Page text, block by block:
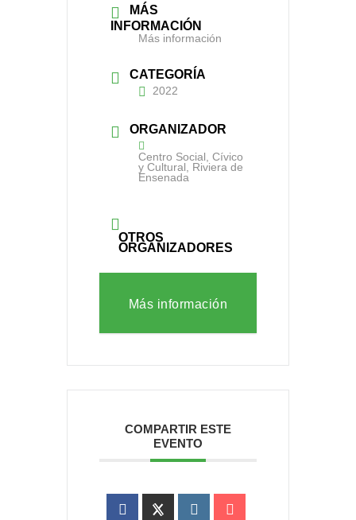
MÁS
INFORMACIÓN
Más información
CATEGORÍA
2022
ORGANIZADOR
Centro Social, Cívico
y Cultural, Riviera de
Ensenada
OTROS
ORGANIZADORES
Más información
COMPARTIR ESTE
EVENTO